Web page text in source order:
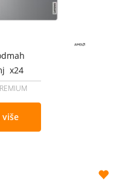
x24
više